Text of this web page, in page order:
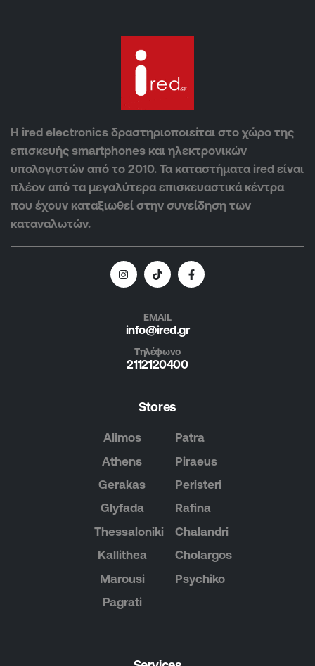
Η ired electronics δραστηριοποιείται στο χώρο της
επισκευής smartphones και ηλεκτρονικών
υπολογιστών από το 2010. Τα καταστήματα ired είναι
πλέον από τα μεγαλύτερα επισκευαστικά κέντρα
που έχουν καταξιωθεί στην συνείδηση των
καταναλωτών.
EMAIL
info@ired.gr
Τηλέφωνο
2112120400
Stores
Alimos
Athens
Gerakas
Glyfada
Thessaloniki
Kallithea
Marousi
Pagrati
Patra
Piraeus
Peristeri
Rafina
Chalandri
Cholargos
Psychiko